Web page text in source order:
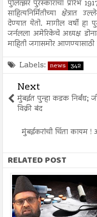
पुलित्झर पुरस्काराचा प्रारंभ
साहित्यनिर्मितीच्या
देण्यात येतो. मागील वर्षी हा
जर्नलला अमेरिकेचे अध्यक्ष
माहिती जगासमोर
Labels: news 342
Next
मुंबईत पुन्हा कडक निर्बंध;
विक्री बंद
मुंबईकरांची चिंता कायम !
RELATED POST